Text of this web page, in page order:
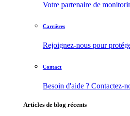
Votre partenaire de
Carrières
Rejoignez-nous pour
Contact
Besoin d'aide ? Contactez-
Articles de blog récents